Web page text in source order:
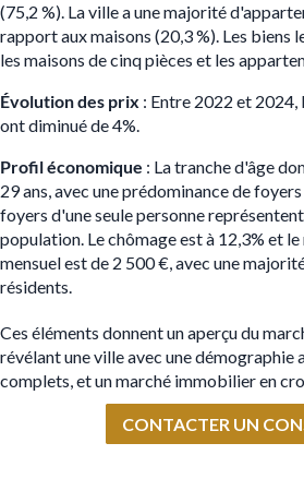
(75,2 %). La ville a une majorité
rapport aux maisons (20,3 %). Les biens
les maisons de cinq pièces et les
Évolution des prix : Entre 2022 et
ont diminué de 4%​.
Profil économique : La tranche d'âge
29 ans, avec une prédominance de
foyers d'une seule personne
population. Le chômage est à 12,3% et
mensuel est de 2 500 €, avec une
résidents.
Ces éléments donnent un aperçu du
révélant une ville avec une démographie
complets, et un marché immobilier en
CONTACTER UN